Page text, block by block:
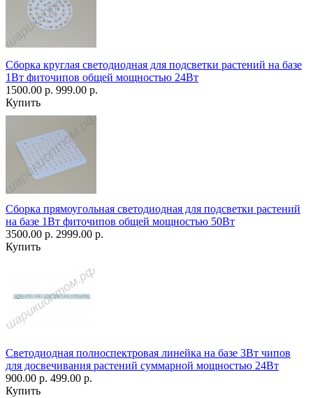
Сборка круглая светодиодная для подсветки растений на базе
1Вт фиточипов общей мощностью 24Вт
1500.00 р. 999.00 р.
Купить
Сборка прямоугольная светодиодная для подсветки растений
на базе 1Вт фиточипов общей мощностью 50Вт
3500.00 р. 2999.00 р.
Купить
Светодиодная полноспектровая линейка на базе 3Вт чипов
для досвечивания растений суммарной мощностью 24Вт
900.00 р. 499.00 р.
Купить